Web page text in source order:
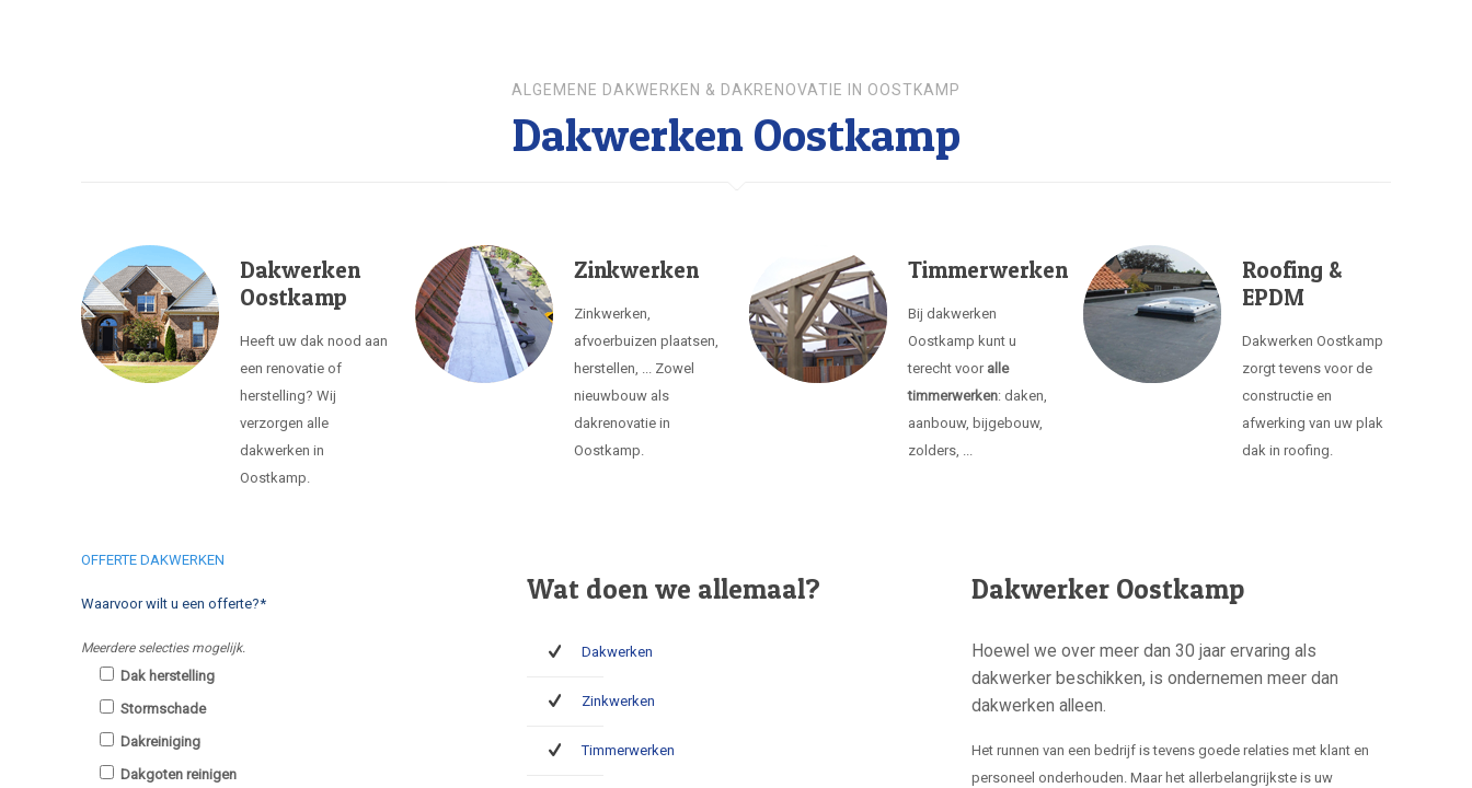
ALGEMENE DAKWERKEN & DAKRENOVATIE IN OOSTKAMP
Dakwerken Oostkamp
Dakwerken
Oostkamp
Heeft uw dak nood aan
een renovatie of
herstelling? Wij
verzorgen alle
dakwerken in
Oostkamp.
Zinkwerken
Zinkwerken,
afvoerbuizen plaatsen,
herstellen, ... Zowel
nieuwbouw als
dakrenovatie in
Oostkamp.
Timmerwerken
Bij dakwerken
Oostkamp kunt u
terecht voor alle
timmerwerken: daken,
aanbouw, bijgebouw,
zolders, ...
Roofing &
EPDM
Dakwerken Oostkamp
zorgt tevens voor de
constructie en
afwerking van uw plak
dak in roofing.
OFFERTE DAKWERKEN
Waarvoor wilt u een offerte?*
Meerdere selecties mogelijk.
Dak herstelling
Stormschade
Dakreiniging
Dakgoten reinigen
Wat doen we allemaal?
Dakwerken
Zinkwerken
Timmerwerken
Dakwerker Oostkamp
Hoewel we over meer dan 30 jaar ervaring als
dakwerker beschikken, is ondernemen meer dan
dakwerken alleen.
Het runnen van een bedrijf is tevens goede relaties met klant en
personeel onderhouden. Maar het allerbelangrijkste is uw